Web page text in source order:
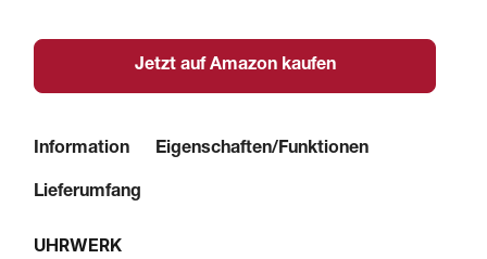
Jetzt auf Amazon kaufen
Information Eigenschaften/Funktionen
Lieferumfang
UHRWERK